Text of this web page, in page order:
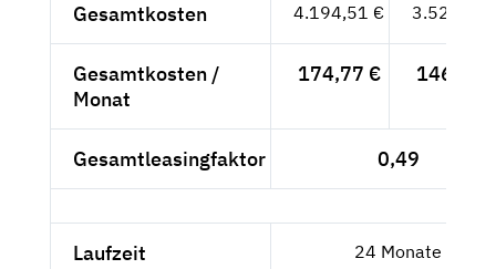
Gesamtkosten 4.194,51 € 3.524,80
Gesamtkosten /
Monat
174,77 € 146,87
Gesamtleasingfaktor 0,49
Laufzeit 24 Monate